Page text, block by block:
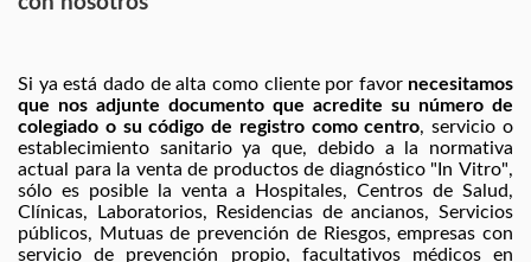
Si ya está dado de alta como cliente por favor necesitamos
que nos adjunte documento que acredite su número de
colegiado o su código de registro como centro, servicio o
establecimiento sanitario ya que, debido a la normativa
actual para la venta de productos de diagnóstico "In Vitro",
sólo es posible la venta a Hospitales, Centros de Salud,
Clínicas, Laboratorios, Residencias de ancianos, Servicios
públicos, Mutuas de prevención de Riesgos, empresas con
servicio de prevención propio, facultativos médicos en